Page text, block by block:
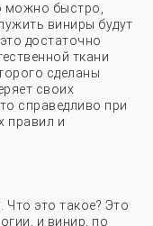
можно быстро,
виниры будут
достаточно
ткани
сделаны
своих
справедливо при
правил и
это такое? Это
и винир, по